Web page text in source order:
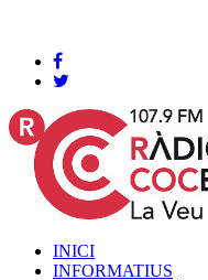
INICI
INFORMATIUS